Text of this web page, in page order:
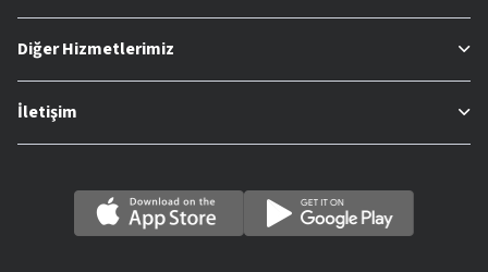
Diğer Hizmetlerimiz
İletişim